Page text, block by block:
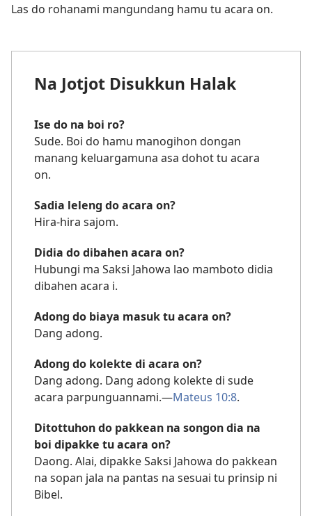
Las do rohanami mangundang hamu tu acara on.
Na Jotjot Disukkun Halak
Ise do na boi ro?
Sude. Boi do hamu manogihon dongan
manang keluargamuna asa dohot tu acara
on.
Sadia leleng do acara on?
Hira-hira sajom.
Didia do dibahen acara on?
Hubungi ma Saksi Jahowa lao mamboto didia
dibahen acara i.
Adong do biaya masuk tu acara on?
Dang adong.
Adong do kolekte di acara on?
Dang adong. Dang adong kolekte di sude
acara parpunguannami.—Mateus 10:8.
Ditottuhon do pakkean na songon dia na
boi dipakke tu acara on?
Daong. Alai, dipakke Saksi Jahowa do pakkean
na sopan jala na pantas na sesuai tu prinsip ni
Bibel.